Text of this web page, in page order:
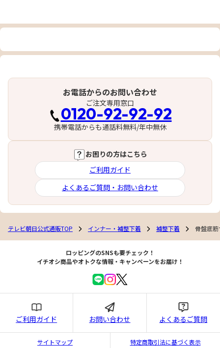
お電話からのお問い合わせ
ご注文専用窓口
0120-92-92-92
携帯電話からも通話料無料/年中無休
お困りの方はこちら
ご利用ガイド
よくあるご質問・お問い合わせ
テレビ朝日公式通販TOP インナー・補整下着 補整下着 骨盤底
ロッピングのSNSも要チェック！
イチオシ商品やオトクな情報・キャンペーンをお届け！
ご利用ガイド お問い合わせ よくあるご質問
サイトマップ 特定商取引法に基づく表示